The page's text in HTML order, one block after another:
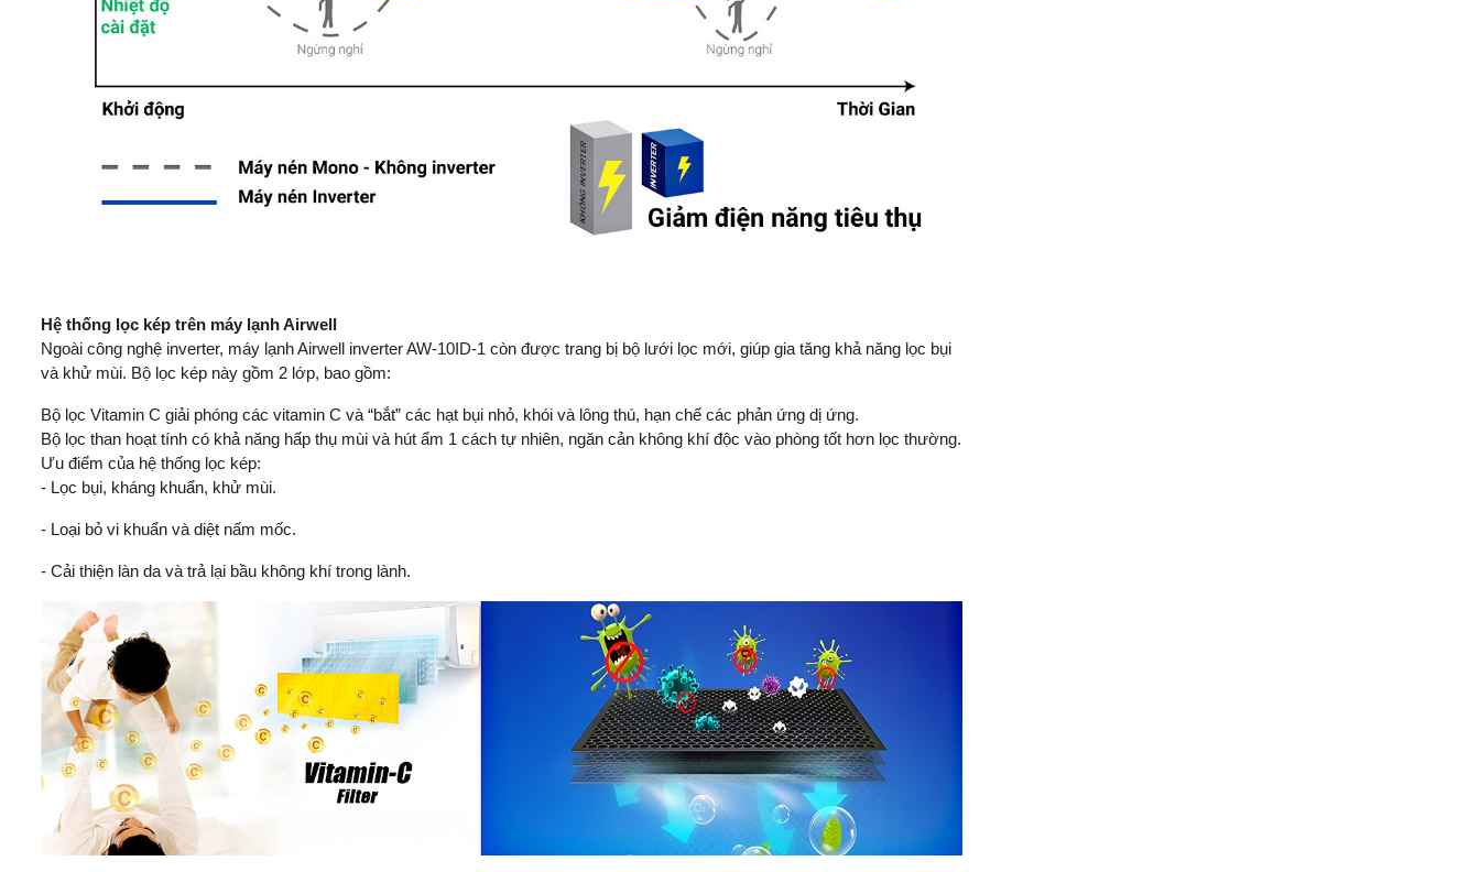
Hệ thống lọc kép trên máy lạnh Airwell
Ngoài công nghệ inverter, máy lạnh Airwell inverter AW-10ID-1 còn được trang bị bộ lưới lọc mới, giúp gia tăng khả năng lọc bụi
và khử mùi. Bộ lọc kép này gồm 2 lớp, bao gồm:
Bộ lọc Vitamin C giải phóng các vitamin C và “bắt” các hạt bụi nhỏ, khói và lông thú, hạn chế các phản ứng dị ứng.
Bộ lọc than hoạt tính có khả năng hấp thụ mùi và hút ẩm 1 cách tự nhiên, ngăn cản không khí độc vào phòng tốt hơn lọc thường.
Ưu điểm của hệ thống lọc kép:
- Lọc bụi, kháng khuẩn, khử mùi.
- Loại bỏ vi khuẩn và diệt nấm mốc.
- Cải thiện làn da và trả lại bầu không khí trong lành.